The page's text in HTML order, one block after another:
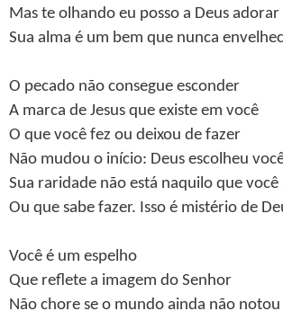
Mas te olhando eu posso a Deus adorar
Sua alma é um bem que nunca
O pecado não consegue esconder
A marca de Jesus que existe em você
O que você fez ou deixou de fazer
Não mudou o início: Deus escolheu
Sua raridade não está naquilo que você
Ou que sabe fazer. Isso é mistério de
Você é um espelho
Que reflete a imagem do Senhor
Não chore se o mundo ainda não notou